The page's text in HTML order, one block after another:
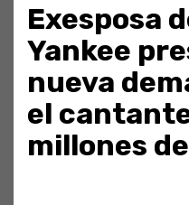
Exesposa
Yankee
nueva
el
millones